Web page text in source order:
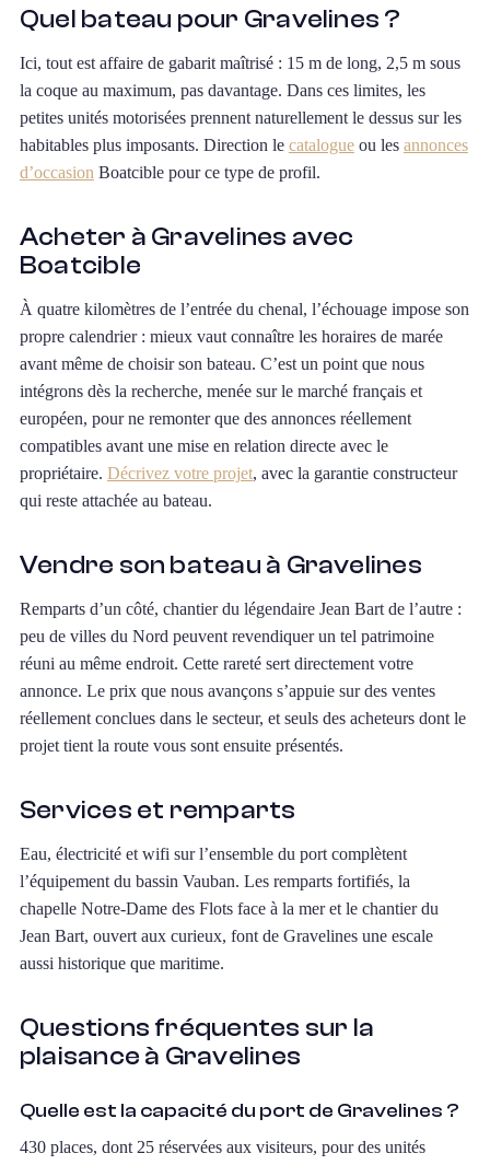
Quel bateau pour Gravelines ?
Ici, tout est affaire de gabarit maîtrisé : 15 m de long, 2,5 m sous
la coque au maximum, pas davantage. Dans ces limites, les
petites unités motorisées prennent naturellement le dessus sur les
habitables plus imposants. Direction le catalogueou les annonces
d’occasion Boatcible pour ce type de profil.
Acheter à Gravelines avec
Boatcible
À quatre kilomètres de l’entrée du chenal, l’échouage impose son
propre calendrier : mieux vaut connaître les horaires de marée
avant même de choisir son bateau. C’est un point que nous
intégrons dès la recherche, menée sur le marché français et
européen, pour ne remonter que des annonces réellement
compatibles avant une mise en relation directe avec le
propriétaire. Décrivez votre projet, avec la garantie constructeur
qui reste attachée au bateau.
Vendre son bateau à Gravelines
Remparts d’un côté, chantier du légendaire Jean Bart de l’autre :
peu de villes du Nord peuvent revendiquer un tel patrimoine
réuni au même endroit. Cette rareté sert directement votre
annonce. Le prix que nous avançons s’appuie sur des ventes
réellement conclues dans le secteur, et seuls des acheteurs dont le
projet tient la route vous sont ensuite présentés.
Services et remparts
Eau, électricité et wifi sur l’ensemble du port complètent
l’équipement du bassin Vauban. Les remparts fortifiés, la
chapelle Notre-Dame des Flots face à la mer et le chantier du
Jean Bart, ouvert aux curieux, font de Gravelines une escale
aussi historique que maritime.
Questions fréquentes sur la
plaisance à Gravelines
Quelle est la capacité du port de Gravelines ?
430 places, dont 25 réservées aux visiteurs, pour des unités